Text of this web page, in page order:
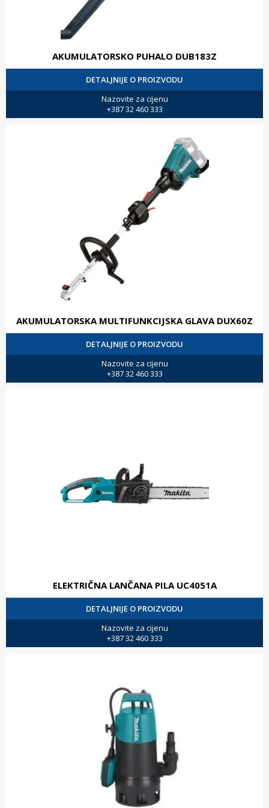
AKUMULATORSKO PUHALO DUB183Z
DETALJNIJE O PROIZVODU
Nazovite za cijenu
+387 32 460 333
AKUMULATORSKA MULTIFUNKCIJSKA GLAVA DUX60Z
DETALJNIJE O PROIZVODU
Nazovite za cijenu
+387 32 460 333
ELEKTRIČNA LANČANA PILA UC4051A
DETALJNIJE O PROIZVODU
Nazovite za cijenu
+387 32 460 333